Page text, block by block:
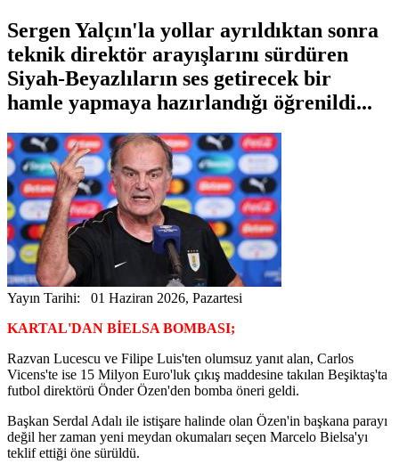
Sergen Yalçın'la yollar ayrıldıktan sonra
teknik direktör arayışlarını sürdüren
Siyah-Beyazlıların ses getirecek bir
hamle yapmaya hazırlandığı öğrenildi...
Yayın Tarihi: 01 Haziran 2026, Pazartesi
KARTAL'DAN BİELSA BOMBASI;
Razvan Lucescu ve Filipe Luis'ten olumsuz yanıt alan, Carlos
Vicens'te ise 15 Milyon Euro'luk çıkış maddesine takılan Beşiktaş'ta
futbol direktörü Önder Özen'den bomba öneri geldi.
Başkan Serdal Adalı ile istişare halinde olan Özen'in başkana parayı
değil her zaman yeni meydan okumaları seçen Marcelo Bielsa'yı
teklif ettiği öne sürüldü.